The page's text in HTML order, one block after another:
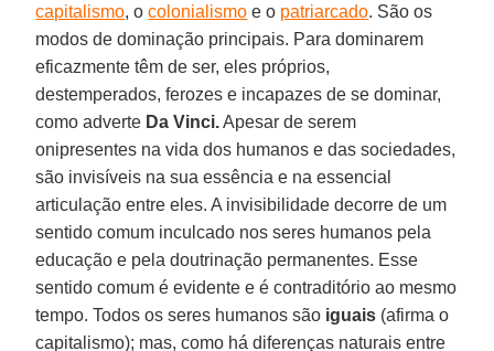
capitalismo, ocolonialismo e o patriarcado. São os
modos de dominação principais. Para dominarem
eficazmente têm de ser, eles próprios,
destemperados, ferozes e incapazes de se dominar,
como adverte Da Vinci.Apesar de serem
onipresentes na vida dos humanos e das sociedades,
são invisíveis na sua essência e na essencial
articulação entre eles. A invisibilidade decorre de um
sentido comum inculcado nos seres humanos pela
educação e pela doutrinação permanentes. Esse
sentido comum é evidente e é contraditório ao mesmo
tempo. Todos os seres humanos são iguais (afirma o
capitalismo); mas, como há diferenças naturais entre